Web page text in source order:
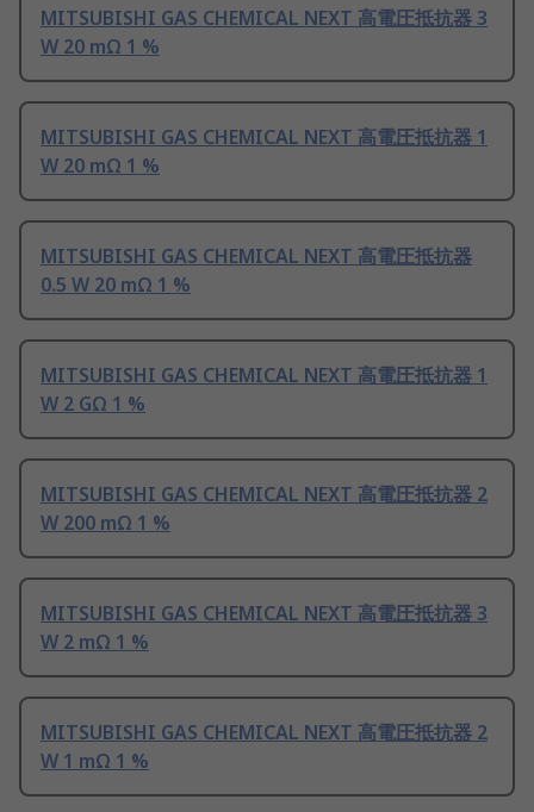
MITSUBISHI GAS CHEMICAL NEXT 高電圧抵抗器 3
W 20 mΩ 1 %
MITSUBISHI GAS CHEMICAL NEXT 高電圧抵抗器 1
W 20 mΩ 1 %
MITSUBISHI GAS CHEMICAL NEXT 高電圧抵抗器
0.5 W 20 mΩ 1 %
MITSUBISHI GAS CHEMICAL NEXT 高電圧抵抗器 1
W 2 GΩ 1 %
MITSUBISHI GAS CHEMICAL NEXT 高電圧抵抗器 2
W 200 mΩ 1 %
MITSUBISHI GAS CHEMICAL NEXT 高電圧抵抗器 3
W 2 mΩ 1 %
MITSUBISHI GAS CHEMICAL NEXT 高電圧抵抗器 2
W 1 mΩ 1 %